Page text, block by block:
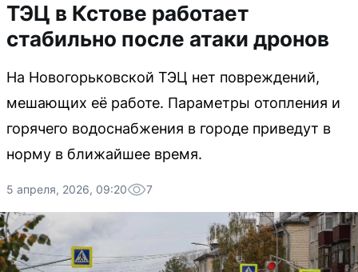
ТЭЦ в Кстове работает
стабильно после атаки дронов
На Новогорьковской ТЭЦ нет повреждений,
мешающих её работе. Параметры отопления и
горячего водоснабжения в городе приведут в
норму в ближайшее время.
5 апреля, 2026, 09:20 7